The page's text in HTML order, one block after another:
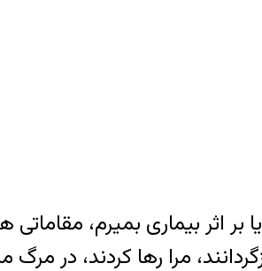
بر اثر بیماری بمیرم،
مرا رها کردند، در